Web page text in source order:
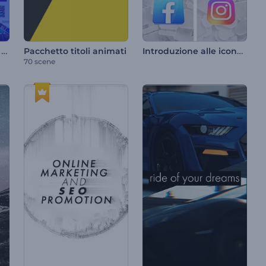
Pacchetto tipografico di tendenza Pacchetto titoli animati
70 scene
Introduzione alle icone social